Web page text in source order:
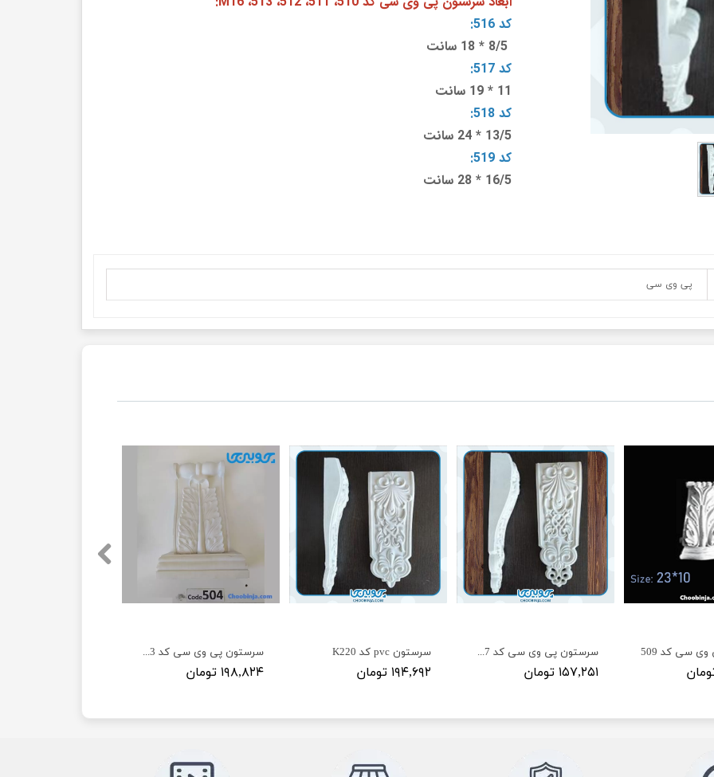
کد 516:
کد 517:
11 * 19 سانت
کد 518:
13/5 * 24 سانت
کد 519:
16/5 * 28 سانت
پی وی سی
سرستون پی وی سی کد 503 و 504 و 505 و 520
۱۹۸,۸۲۴ تومان
سرستون pvc کد K220
۱۹۴,۶۹۲ تومان
سرستون پی وی سی کد S507 و S508
۱۵۷,۲۵۱ تومان
سی کد 509